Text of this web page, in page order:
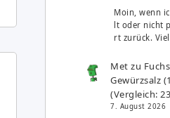
Moin, wenn
lt oder nicht
rt zurück.
Met zu
Gewürzsalz
(Vergleich:
7. August 2026